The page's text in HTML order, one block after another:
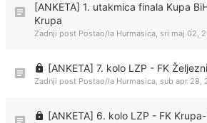
[ANKETA] 1. utakmica finala Kupa
Krupa
Zadnji post Postao/la Hurmasica, sri maj 02,
[ANKETA] 7. kolo LZP - FK
Zadnji post Postao/la Hurmasica, sub apr 28,
[ANKETA] 6. kolo LZP - FK